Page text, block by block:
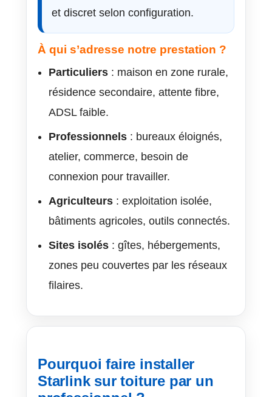
et discret selon configuration.
À qui s’adresse notre prestation ?
Particuliers : maison en zone rurale,
résidence secondaire, attente fibre,
ADSL faible.
Professionnels : bureaux éloignés,
atelier, commerce, besoin de
connexion pour travailler.
Agriculteurs : exploitation isolée,
bâtiments agricoles, outils connectés.
Sites isolés : gîtes, hébergements,
zones peu couvertes par les réseaux
filaires.
Pourquoi faire installer
Starlink sur toiture par un